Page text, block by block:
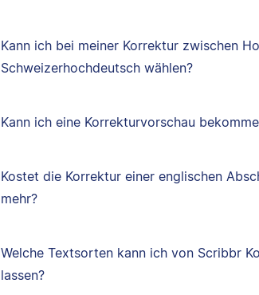
Kann ich bei meiner Korrektur zwischen
Schweizerhochdeutsch wählen?
Kann ich eine Korrekturvorschau
Kostet die Korrektur einer englischen
mehr?
Welche Textsorten kann ich von Scribbr
lassen?